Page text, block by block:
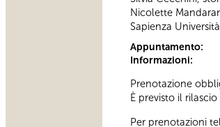
Nicolette
Sapienza
Appuntamento:
Informazioni:
Prenotazione
È previsto il
Per prenotazioni